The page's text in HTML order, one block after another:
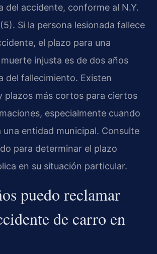
del accidente, conforme al N.Y.
Si la persona lesionada fallece
el plazo para una
injusta es de dos años
del fallecimiento. Existen
plazos más cortos para ciertos
especialmente cuando
una entidad municipal. Consulte
para determinar el plazo
en su situación particular.
puedo reclamar
de carro en